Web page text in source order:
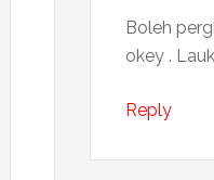
Boleh
okey .
Reply